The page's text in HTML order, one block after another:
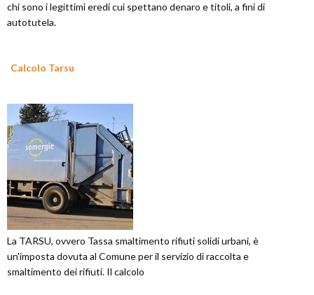
chi sono i legittimi eredi cui spettano denaro e titoli, a fini di
autotutela.
Calcolo Tarsu
La TARSU, ovvero Tassa smaltimento rifiuti solidi urbani, è
un'imposta dovuta al Comune per il servizio di raccolta e
smaltimento dei rifiuti. Il calcolo